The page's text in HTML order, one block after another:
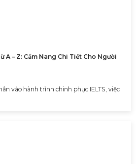
A – Z: Cẩm Nang Chi Tiết Cho Người
vào hành trình chinh phục IELTS, việc